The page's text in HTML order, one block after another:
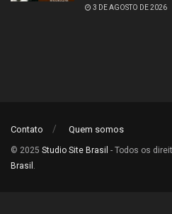
3 DE AGOSTO DE 2026
Contato Quem somos
© 2025 Studio Site Brasil - Todos os
Brasil .